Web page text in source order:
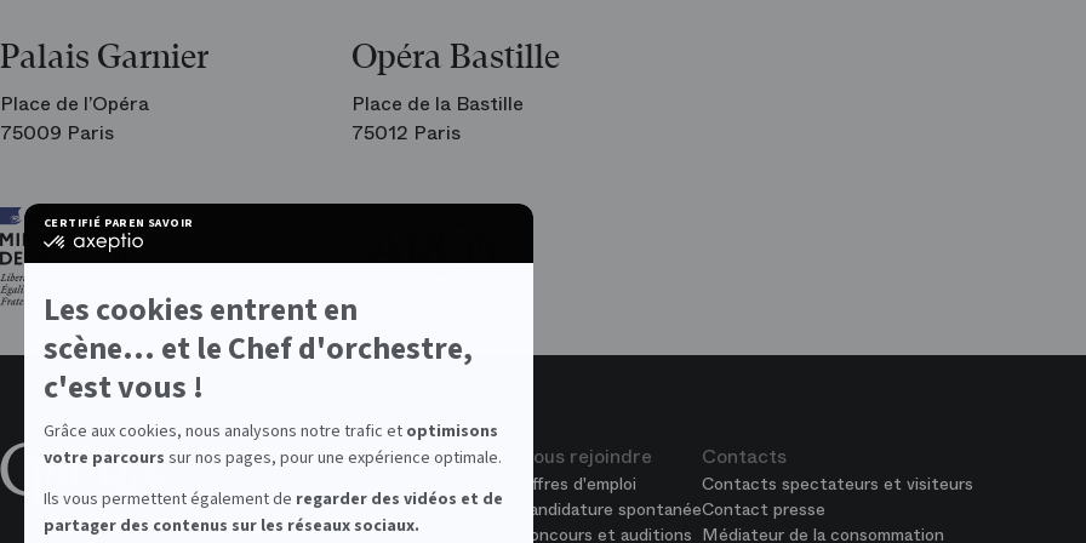
CERTIFIÉ PAR EN SAVOIR PLUS SUR
certifié
En
plus
Axeptio
Les cookies entrent en
scène... et le Chef d'orchestre,
c'est vous !
Grâce aux cookies, nous analysons notre trafic et optimisons
votre parcours sur nos pages, pour une expérience optimale.
Ils vous permettent également de regarder des vidéos et de
partager des contenus sur les réseaux sociaux.
Palais Garnier
Place de l’Opéra
75009 Paris
Opéra Bastille
Place de la Bastille
75012 Paris
Arop
de
À propos de l'Opéra
Rapports annuels
Marchés publics
Valeurs
Accessibilité
CGV
Nous rejoindre
Offres d'emploi
Candidature spontanée
Concours et auditions
Contacts
Contacts spectateurs et visiteurs
Contact presse
Médiateur de la consommation